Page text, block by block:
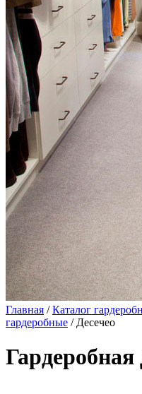
Главная /Каталог
гардеробные / Десечео
Гардеробная